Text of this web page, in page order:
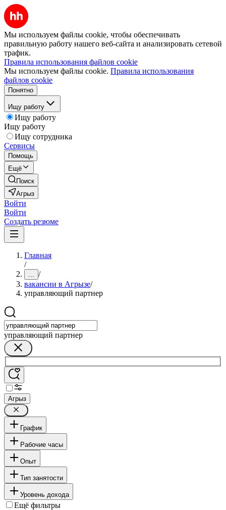
Мы используем файлы cookie, чтобы обеспечивать
правильную работу нашего веб-сайта и анализировать сетевой
трафик.
Правила использования файлов cookie
Мы используем файлы cookie. Правила использования
файлов cookie
Понятно
Ищу работу
Ищу работу
Ищу работу
Ищу сотрудника
Сервисы
Помощь
Ещё
Поиск
Агрыз
Войти
Войти
Создать резюме
Главная
/
... /
вакансии в Агрызе/
управляющий партнер
управляющий партнер
Агрыз
График
Рабочие часы
Опыт
Тип занятости
Уровень дохода
Ещё фильтры